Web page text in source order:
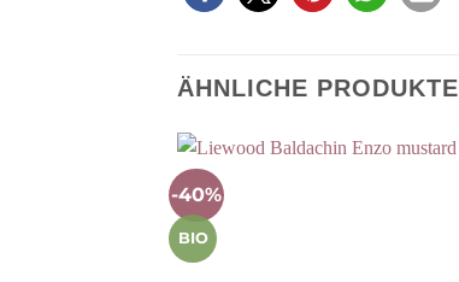
ÄHNLICHE PRODUKTE
-40%
BIO